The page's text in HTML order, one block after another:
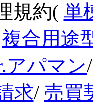
規約( 単
複合用途
パマン
求/ 売買